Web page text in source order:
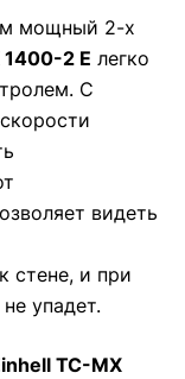
мощный 2-х
1400-2 E легко
С
видеть
стене, и при
упадет.
TC-MX